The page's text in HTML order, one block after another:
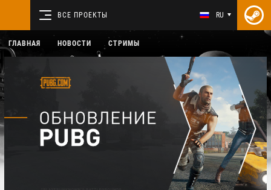
ВСЕ ПРОЕКТЫ RU
ГЛАВНАЯ НОВОСТИ СТРИМЫ